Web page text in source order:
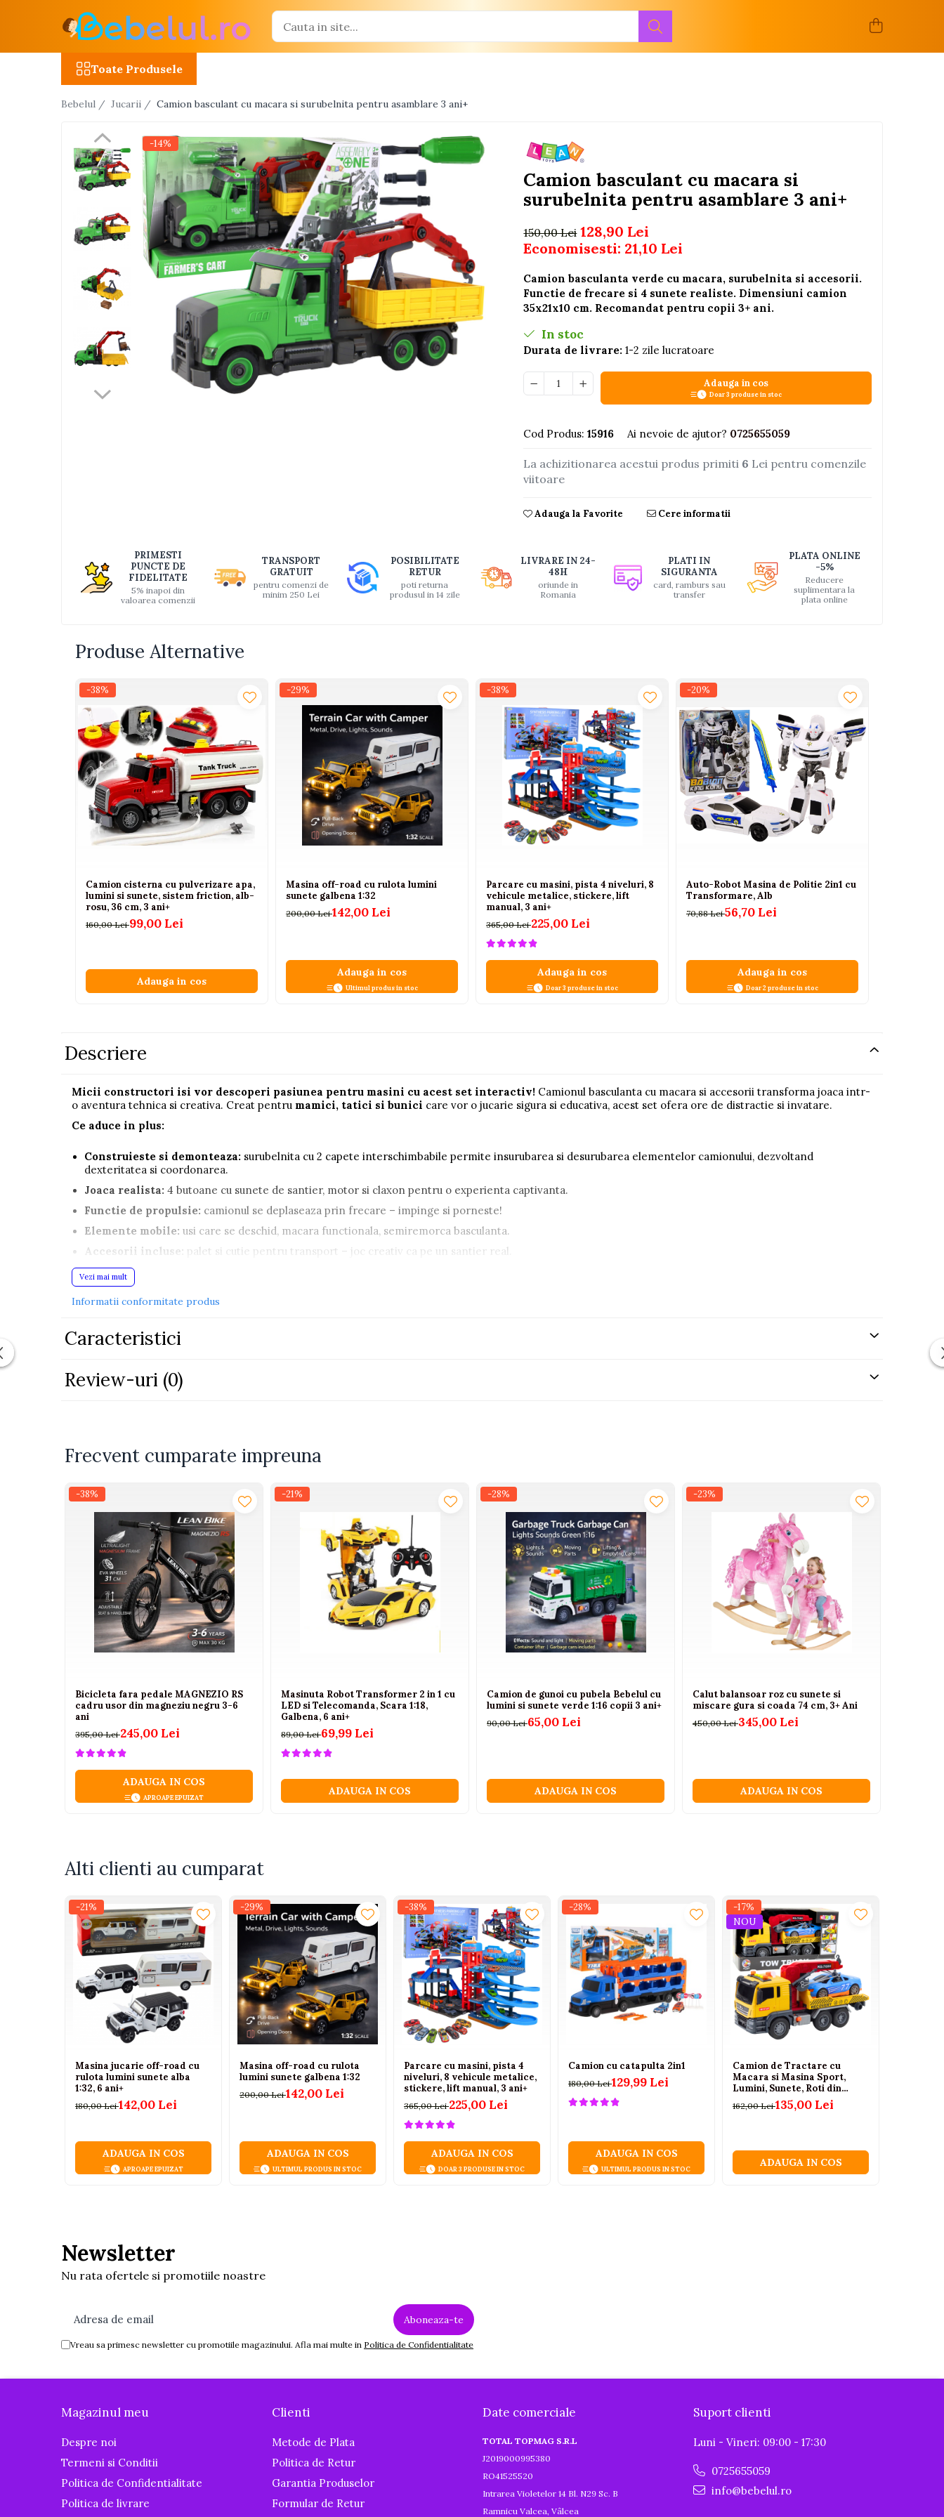
Masinute R/C
Avioane si elicoptere R/C
Motociclete R/C
Interactive, educative si muzicale
Saltelute si centre de activitati
Interactive, educative si
Ateliere si unelte
Blocuri de constructie
Covorase de dans
Electrocasnice si bucatarii
Fotolii gonflabile
Jucarii educative din lemn
Set Avioane si submarine
Seturi de rufe
Vehicule de constructii
Jucarii exterior
Piscine gonflabile
Colace inot
Locuri de joaca
Jocuri sportive
Masinute si vehicule electrice
pentru copii
Motociclete electrice
ATV & BUGGY electrice
Tractoare electrice
Triciclete electrice
Camioane electrice
Seturi copii si bebelusi
Accesorii copii
Body-uri bebe
Treninguri copii
Accesorii pentru hranire
Cani, pahare si accesorii
Incalzitoare pentru biberoane si
Termometre pentru baie
Cutii pentru suzete si depozitare
Aspiratoare nazale si filtre
Olite si reductoare WC
Scutece si accesorii
Pentru Mamici
Igiena si Ingrijire Postnatala
Ingrijire cosmetica mamici
Toate Produsele
Bebelul / Jucarii / Camion basculant cu macara si surubelnita pentru asamblare 3 ani+
Camion basculant cu macara si
surubelnita pentru asamblare 3 ani+
-14%
150,00 Lei 128,90 Lei
Economisesti: 21,10 Lei
Camion basculanta verde cu macara, surubelnita si accesorii.
Functie de frecare si 4 sunete realiste. Dimensiuni camion
35x21x10 cm. Recomandat pentru copii 3+ ani.
In stoc
Durata de livrare: 1-2 zile lucratoare
Adauga in cos
Doar 3 produse in stoc
Cod Produs: 15916 Ai nevoie de ajutor? 0725655059
La achizitionarea acestui produs primiti 6 Lei pentru comenzile
viitoare
Adauga la Favorite Cere informatii
PRIMESTI
PUNCTE DE
FIDELITATE
5% inapoi din
valoarea comenzii
TRANSPORT
GRATUIT
pentru comenzi de
minim 250 Lei
POSIBILITATE
RETUR
poti returna
produsul in 14 zile
LIVRARE IN 24-
48H
oriunde in
Romania
PLATI IN
SIGURANTA
card, ramburs sau
transfer
PLATA ONLINE
-5%
Reducere
suplimentara la
plata online
Produse Alternative
-38%
Camion cisterna cu pulverizare apa,
lumini si sunete, sistem friction, alb-
rosu, 36 cm, 3 ani+
160,00 Lei99,00 Lei
Adauga in cos
-29%
Masina off-road cu rulota lumini
sunete galbena 1:32
200,00 Lei142,00 Lei
Adauga in cos
Ultimul produs in stoc
-38%
Parcare cu masini, pista 4 niveluri, 8
vehicule metalice, stickere, lift
manual, 3 ani+
365,00 Lei225,00 Lei
Adauga in cos
Doar 3 produse in stoc
-20%
Auto-Robot Masina de Politie 2in1 cu
Transformare, Alb
70,88 Lei56,70 Lei
Adauga in cos
Doar 2 produse in stoc
Descriere
Micii constructori isi vor descoperi pasiunea pentru masini cu acest set interactiv! Camionul basculanta cu macara si accesorii transforma joaca intr-
o aventura tehnica si creativa. Creat pentru mamici, tatici si bunici care vor o jucarie sigura si educativa, acest set ofera ore de distractie si invatare.
Ce aduce in plus:
Construieste si demonteaza: surubelnita cu 2 capete interschimbabile permite insurubarea si desurubarea elementelor camionului, dezvoltand
dexteritatea si coordonarea.
Joaca realista: 4 butoane cu sunete de santier, motor si claxon pentru o experienta captivanta.
Functie de propulsie: camionul se deplaseaza prin frecare – impinge si porneste!
Elemente mobile: usi care se deschid, macara functionala, semiremorca basculanta.
Accesorii incluse: palet si cutie pentru transport – joc creativ ca pe un santier real.
Siguranta si durabilitate:
Vezi mai mult
Informatii conformitate produs
Caracteristici
Review-uri (0)
Frecvent cumparate impreuna
-38%
Bicicleta fara pedale MAGNEZIO RS
cadru usor din magneziu negru 3-6
ani
395,00 Lei245,00 Lei
ADAUGA IN COS
APROAPE EPUIZAT
-21%
Masinuta Robot Transformer 2 in 1 cu
LED si Telecomanda, Scara 1:18,
Galbena, 6 ani+
89,00 Lei69,99 Lei
ADAUGA IN COS
-28%
Camion de gunoi cu pubela Bebelul cu
lumini si sunete verde 1:16 copii 3 ani+
90,00 Lei65,00 Lei
ADAUGA IN COS
-23%
Calut balansoar roz cu sunete si
miscare gura si coada 74 cm, 3+ Ani
450,00 Lei345,00 Lei
ADAUGA IN COS
Alti clienti au cumparat
-21%
Masina jucarie off-road cu
rulota lumini sunete alba
1:32, 6 ani+
180,00 Lei142,00 Lei
ADAUGA IN COS
APROAPE EPUIZAT
-29%
Masina off-road cu rulota
lumini sunete galbena 1:32
200,00 Lei142,00 Lei
ADAUGA IN COS
ULTIMUL PRODUS IN STOC
-38%
Parcare cu masini, pista 4
niveluri, 8 vehicule metalice,
stickere, lift manual, 3 ani+
365,00 Lei225,00 Lei
ADAUGA IN COS
DOAR 3 PRODUSE IN STOC
-28%
Camion cu catapulta 2in1
180,00 Lei129,99 Lei
ADAUGA IN COS
ULTIMUL PRODUS IN STOC
-17%
NOU
Camion de Tractare cu
Macara si Masina Sport,
Lumini, Sunete, Roti din
Cauciuc, Baterii Incluse, 3
Ani+
162,00 Lei135,00 Lei
ADAUGA IN COS
Newsletter
Nu rata ofertele si promotiile noastre
Vreau sa primesc newsletter cu promotiile magazinului. Afla mai multe in Politica de Confidentialitate
Magazinul meu
Despre noi
Termeni si Conditii
Politica de Confidentialitate
Politica de livrare
Clienti
Metode de Plata
Politica de Retur
Garantia Produselor
Formular de Retur
Date comerciale
TOTAL TOPMAG S.R.L
J2019000995380
RO41525520
Intrarea Violetelor 14 Bl. N29 Sc. B
Ramnicu Valcea, Vâlcea
Suport clienti
Luni - Vineri: 09:00 - 17:30
0725655059
info@bebelul.ro